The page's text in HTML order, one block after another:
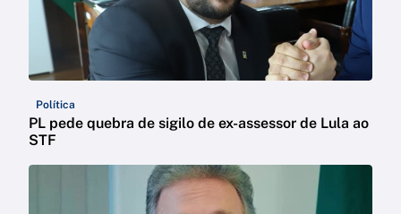
Política
PL pede quebra de sigilo de ex-assessor de Lula ao
STF